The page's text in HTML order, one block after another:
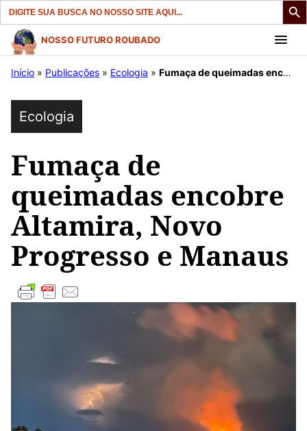
Search
for:
Pular
para
conteúdo
NOSSO FUTURO ROUBADO
Início » Publicações » Ecologia » Fumaça de queimadas encobre Altamira, Novo Progresso e Manaus
Ecologia
Fumaça de
queimadas encobre
Altamira, Novo
Progresso e Manaus